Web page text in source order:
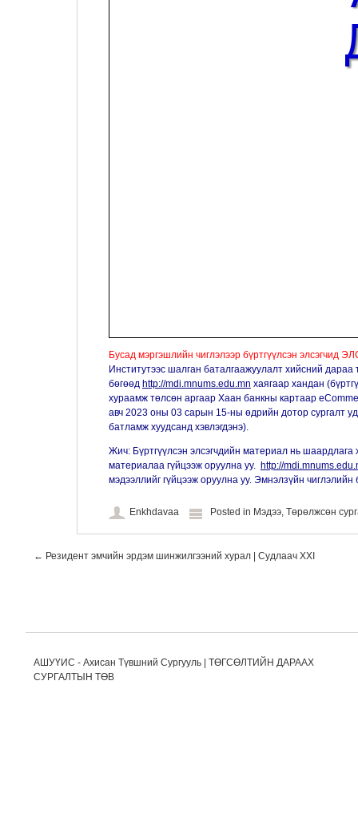
Бусад мэргэшлийн чиглэлээр бүртгүүлсэн
Институтээс шалган баталгаажуулалт хийсний дараа
бөгөөд http://mdi.mnums.edu.mn хаягаар хандан
хураамж төлсөн аргаар Хаан банкны картаар
авч 2023 оны 03 сарын 15-ны өдрийн дотор сургалт
батламж хуудсанд хэвлэгдэнэ).
Жич: Бүртгүүлсэн элсэгчдийн материал нь шаардлага
материалаа гүйцээж оруулна уу. http://
мэдээллийг гүйцээж оруулна уу. Эмнэлзүйн
Enkhdavaa Posted in Мэдээ, Төрөлжсөн
Post navigation
← Резидент эмчийн эрдэм шинжилгээний хурал | Судлаач XXI
АШУҮИС - Ахисан Түвшний Сургууль | ТӨГСӨЛТИЙН ДАРААХ
СУРГАЛТЫН ТӨВ